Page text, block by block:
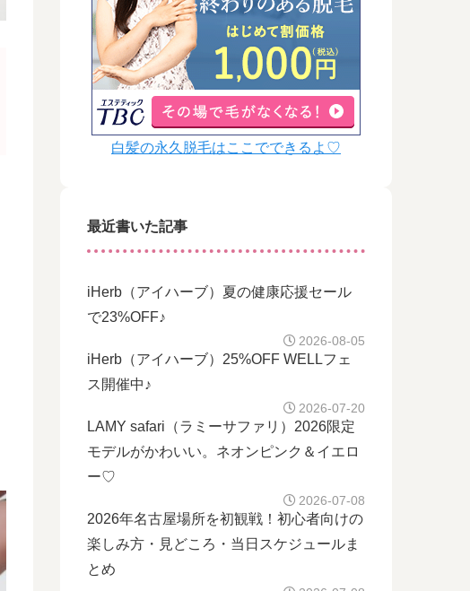
白髪の永久脱毛はここでできるよ♡
最近書いた記事
iHerb（アイハーブ）夏の健康応援セール
で23%OFF♪
2026-08-05
iHerb（アイハーブ）25%OFF WELLフェ
ス開催中♪
2026-07-20
LAMY safari（ラミーサファリ）2026限定
モデルがかわいい。ネオンピンク＆イエロ
ー♡
2026-07-08
2026年名古屋場所を初観戦！初心者向けの
楽しみ方・見どころ・当日スケジュールま
とめ